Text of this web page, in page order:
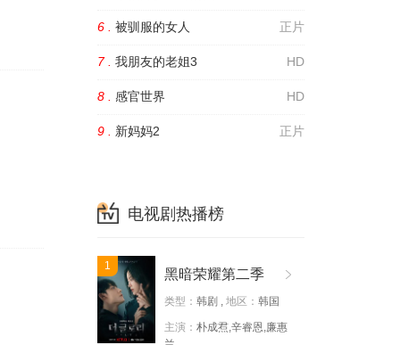
正片
6 . 被驯服的女人
HD
7 . 我朋友的老姐3
HD
8 . 感官世界
正片
9 . 新妈妈2
电视剧热播榜
1
黑暗荣耀第二季
类型： 韩剧 , 地区： 韩国
主演： 朴成焄,辛睿恩,廉惠